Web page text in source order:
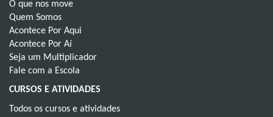
O que nos move
Quem Somos
Acontece Por Aqui
Acontece Por Aí
Seja um Multiplicador
Fale com a Escola
CURSOS E ATIVIDADES
Todos os cursos e atividades